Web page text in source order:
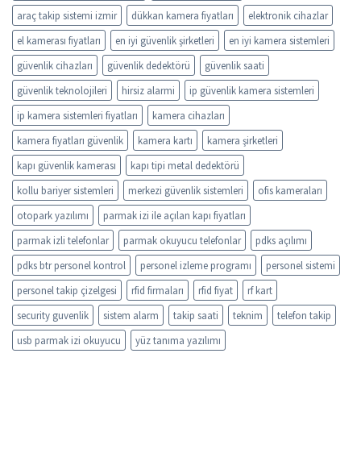
araç takip sistemi izmir
dükkan kamera fiyatları
elektronik cihazlar
el kamerası fiyatları
en iyi güvenlik şirketleri
en iyi kamera sistemleri
güvenlik cihazları
güvenlik dedektörü
güvenlik saati
güvenlik teknolojileri
hirsiz alarmi
ip güvenlik kamera sistemleri
ip kamera sistemleri fiyatları
kamera cihazları
kamera fiyatları güvenlik
kamera kartı
kamera şirketleri
kapı güvenlik kamerası
kapı tipi metal dedektörü
kollu bariyer sistemleri
merkezi güvenlik sistemleri
ofis kameraları
otopark yazılımı
parmak izi ile açılan kapı fiyatları
parmak izli telefonlar
parmak okuyucu telefonlar
pdks açılımı
pdks btr personel kontrol
personel izleme programı
personel sistemi
personel takip çizelgesi
rfid firmaları rfid fiyat
rf kart
security guvenlik
sistem alarm takip saati teknim
telefon takip
usb parmak izi okuyucu
yüz tanıma yazılımı